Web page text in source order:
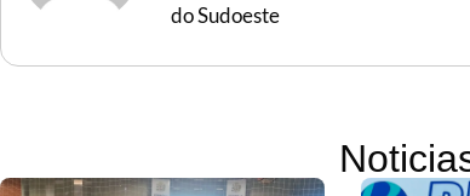
do Sudoeste